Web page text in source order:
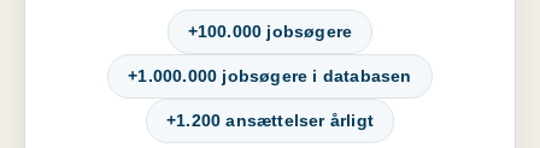
+100.000 jobsøgere
+1.000.000 jobsøgere i databasen
+1.200 ansættelser årligt